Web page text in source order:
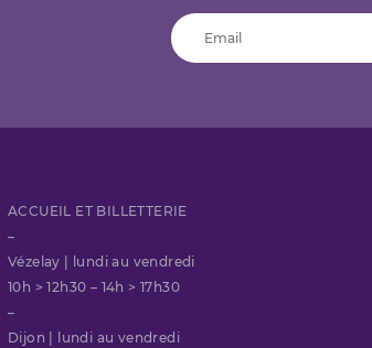
ACCUEIL ET BILLETTERIE
–
Vézelay | lundi au vendredi
10h > 12h30 – 14h > 17h30
–
Dijon | lundi au vendredi